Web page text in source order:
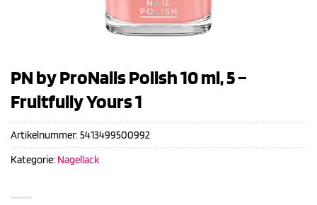
PN by ProNails Polish 10 ml, 5 –
Fruitfully Yours 1
Artikelnummer: 5413499500992
Kategorie: Nagellack